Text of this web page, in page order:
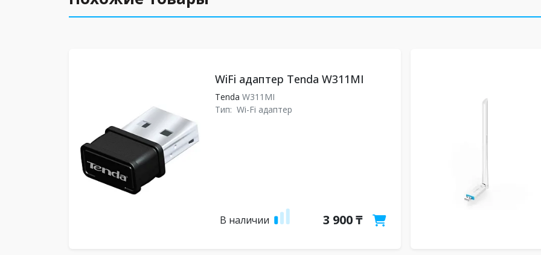
WiFi адаптер Tenda W311MI
Tenda W311MI
Тип: Wi-Fi адаптер
В наличии 3 900 ₸